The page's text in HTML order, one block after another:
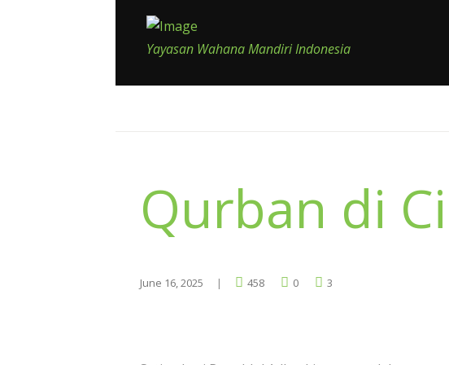
Yayasan Wahana Mandiri Indonesia
Qurban di
June 16, 2025 458 0 3